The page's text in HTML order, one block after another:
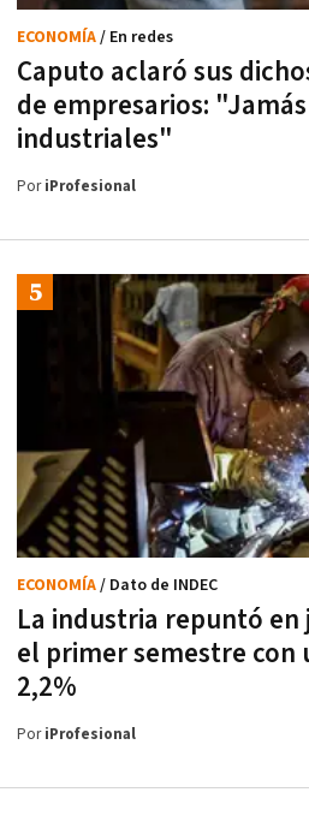
Caputo aclaró sus
de empresarios:
industriales"
ECONOMÍA/ En redes
PoriProfesional
La industria repuntó
el primer semestre con
2,2%
ECONOMÍA/ Dato de INDEC
PoriProfesional